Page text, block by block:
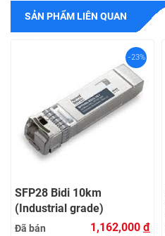
SẢN PHẨM LIÊN QUAN
-23%
SFP28 Bidi 10km
(Industrial grade)
Đã bán
1,162,000 đ